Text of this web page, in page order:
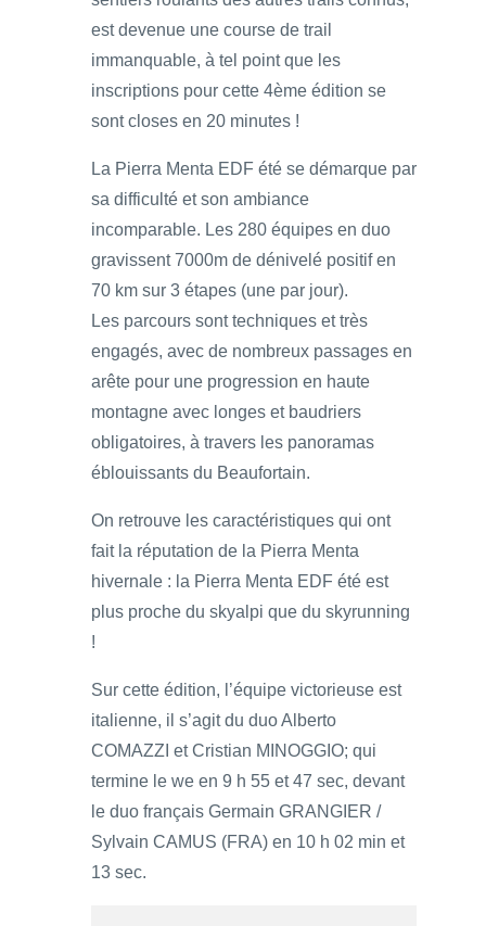
est devenue une course de trail
immanquable, à tel point que les
inscriptions pour cette 4ème édition se
sont closes en 20 minutes !
La Pierra Menta EDF été se démarque par
sa difficulté et son ambiance
incomparable. Les 280 équipes en duo
gravissent 7000m de dénivelé positif en
70 km sur 3 étapes (une par jour).
Les parcours sont techniques et très
engagés, avec de nombreux passages en
arête pour une progression en haute
montagne avec longes et baudriers
obligatoires, à travers les panoramas
éblouissants du Beaufortain.
On retrouve les caractéristiques qui ont
fait la réputation de la Pierra Menta
hivernale : la Pierra Menta EDF été est
plus proche du skyalpi que du skyrunning
!
Sur cette édition, l’équipe victorieuse est
italienne, il s’agit du duo Alberto
COMAZZI et Cristian MINOGGIO; qui
termine le we en 9 h 55 et 47 sec, devant
le duo français Germain GRANGIER /
Sylvain CAMUS (FRA) en 10 h 02 min et
13 sec.